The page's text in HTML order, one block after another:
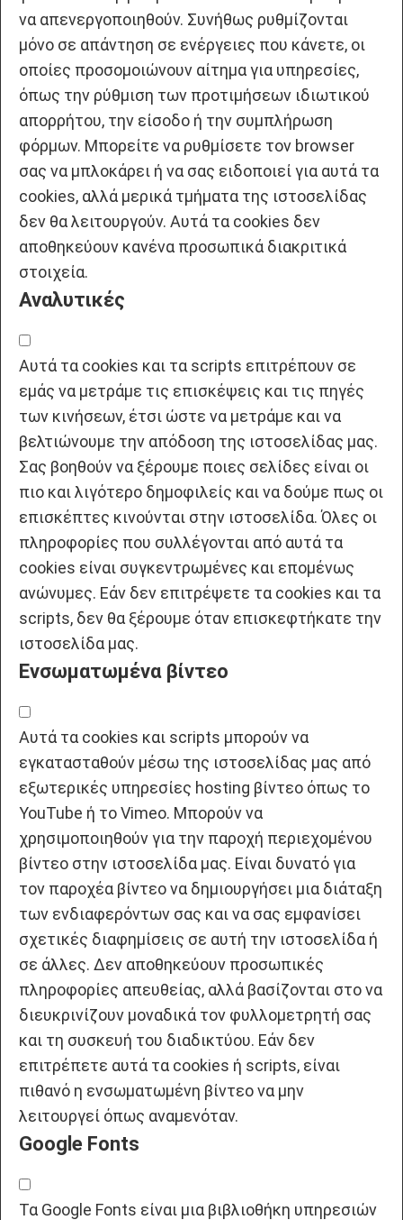
να απενεργοποιηθούν. Συνήθως ρυθμίζονται
μόνο σε απάντηση σε ενέργειες που κάνετε, οι
οποίες προσομοιώνουν αίτημα για υπηρεσίες,
όπως την ρύθμιση των προτιμήσεων ιδιωτικού
απορρήτου, την είσοδο ή την συμπλήρωση
φόρμων. Μπορείτε να ρυθμίσετε τον browser
σας να μπλοκάρει ή να σας ειδοποιεί για αυτά τα
cookies, αλλά μερικά τμήματα της ιστοσελίδας
δεν θα λειτουργούν. Αυτά τα cookies δεν
αποθηκεύουν κανένα προσωπικά διακριτικά
στοιχεία.
Αναλυτικές
Αυτά τα cookies και τα scripts επιτρέπουν σε
εμάς να μετράμε τις επισκέψεις και τις πηγές
των κινήσεων, έτσι ώστε να μετράμε και να
βελτιώνουμε την απόδοση της ιστοσελίδας μας.
Σας βοηθούν να ξέρουμε ποιες σελίδες είναι οι
πιο και λιγότερο δημοφιλείς και να δούμε πως οι
επισκέπτες κινούνται στην ιστοσελίδα. Όλες οι
πληροφορίες που συλλέγονται από αυτά τα
cookies είναι συγκεντρωμένες και επομένως
ανώνυμες. Εάν δεν επιτρέψετε τα cookies και τα
scripts, δεν θα ξέρουμε όταν επισκεφτήκατε την
ιστοσελίδα μας.
Ενσωματωμένα βίντεο
Αυτά τα cookies και scripts μπορούν να
εγκατασταθούν μέσω της ιστοσελίδας μας από
εξωτερικές υπηρεσίες hosting βίντεο όπως το
YouTube ή το Vimeo. Μπορούν να
χρησιμοποιηθούν για την παροχή περιεχομένου
βίντεο στην ιστοσελίδα μας. Είναι δυνατό για
τον παροχέα βίντεο να δημιουργήσει μια διάταξη
των ενδιαφερόντων σας και να σας εμφανίσει
σχετικές διαφημίσεις σε αυτή την ιστοσελίδα ή
σε άλλες. Δεν αποθηκεύουν προσωπικές
πληροφορίες απευθείας, αλλά βασίζονται στο να
διευκρινίζουν μοναδικά τον φυλλομετρητή σας
και τη συσκευή του διαδικτύου. Εάν δεν
επιτρέπετε αυτά τα cookies ή scripts, είναι
πιθανό η ενσωματωμένη βίντεο να μην
λειτουργεί όπως αναμενόταν.
Google Fonts
Τα Google Fonts είναι μια βιβλιοθήκη υπηρεσιών